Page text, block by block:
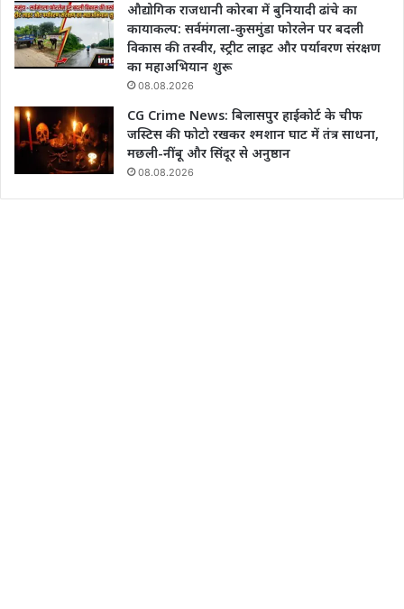
औद्योगिक राजधानी कोरबा में बुनियादी ढांचे का
कायाकल्प: सर्वमंगला-कुसमुंडा फोरलेन पर बदली
विकास की तस्वीर, स्ट्रीट लाइट और पर्यावरण संरक्षण
का महाअभियान शुरू
08.08.2026
CG Crime News: बिलासपुर हाईकोर्ट के चीफ
जस्टिस की फोटो रखकर श्मशान घाट में तंत्र साधना,
मछली-नींबू और सिंदूर से अनुष्ठान
08.08.2026